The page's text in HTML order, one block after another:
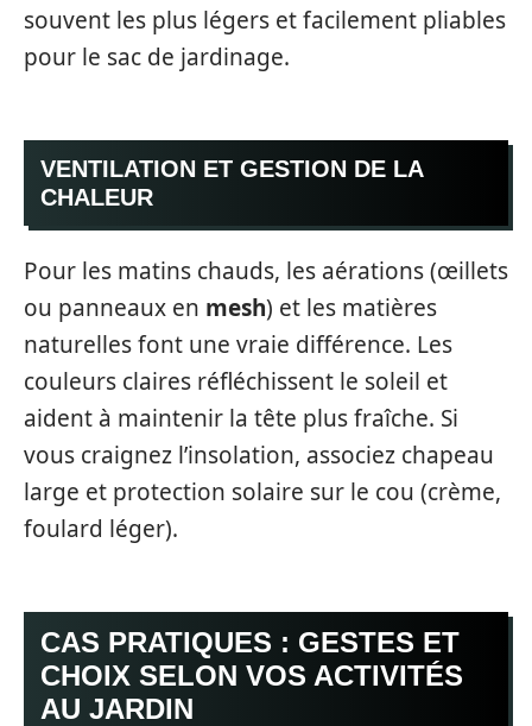
souvent les plus légers et facilement pliables
pour le sac de jardinage.
VENTILATION ET GESTION DE LA
CHALEUR
Pour les matins chauds, les aérations (œillets
ou panneaux en mesh) et les matières
naturelles font une vraie différence. Les
couleurs claires réfléchissent le soleil et
aident à maintenir la tête plus fraîche. Si
vous craignez l’insolation, associez chapeau
large et protection solaire sur le cou (crème,
foulard léger).
CAS PRATIQUES : GESTES ET
CHOIX SELON VOS ACTIVITÉS
AU JARDIN